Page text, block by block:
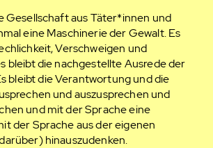
Gesellschaft aus Täter*innen und
eine Maschinerie der Gewalt. Es
Verschweigen und
bleibt die nachgestellte Ausrede der
bleibt die Verantwortung und die
und auszusprechen und
und mit der Sprache eine
der Sprache aus der eigenen
hinauszudenken.